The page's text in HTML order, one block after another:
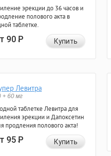
эрекции до 36 часов и
полового акта в
таблетке.
90Р Купить
Левитра
+ 60 мг
таблетке Левитра для
эрекции и Дапоксетин
продления полового акта!
95Р Купить